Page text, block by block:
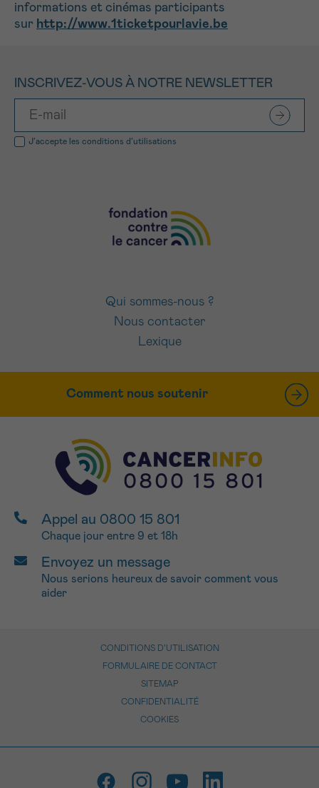
informations et cinémas participants
sur http://www.1ticketpourlavie.be
INSCRIVEZ-VOUS À NOTRE NEWSLETTER
J’accepte les conditions d’utilisations
Qui sommes-nous ?
Nous contacter
Lexique
Comment nous soutenir
Appel au 0800 15 801
Chaque jour entre 9 et 18h
Envoyez un message
Nous serions heureux de savoir comment vous
aider
CONDITIONS D’UTILISATION
FORMULAIRE DE CONTACT
SITEMAP
CONFIDENTIALITÉ
COOKIES